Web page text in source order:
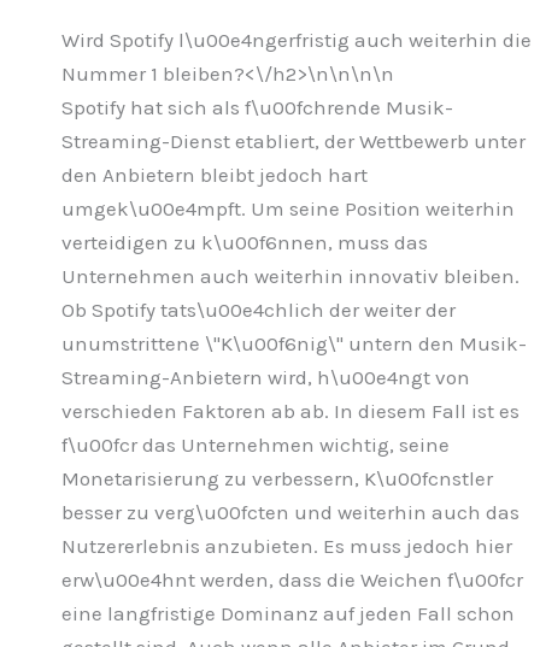
Wird Spotify l\u00e4ngerfristig auch weiterhin die
Nummer 1 bleiben?<\/h2>\n\n\n\n
Spotify hat sich als f\u00fchrende Musik-
Streaming-Dienst etabliert, der Wettbewerb unter
den Anbietern bleibt jedoch hart
umgek\u00e4mpft. Um seine Position weiterhin
verteidigen zu k\u00f6nnen, muss das
Unternehmen auch weiterhin innovativ bleiben.
Ob Spotify tats\u00e4chlich der weiter der
unumstrittene \"K\u00f6nig\" untern den Musik-
Streaming-Anbietern wird, h\u00e4ngt von
verschieden Faktoren ab ab. In diesem Fall ist es
f\u00fcr das Unternehmen wichtig, seine
Monetarisierung zu verbessern, K\u00fcnstler
besser zu verg\u00fcten und weiterhin auch das
Nutzererlebnis anzubieten. Es muss jedoch hier
erw\u00e4hnt werden, dass die Weichen f\u00fcr
eine langfristige Dominanz auf jeden Fall schon